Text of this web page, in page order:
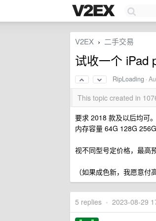
V2EX › 二手交易
试收一个 iPad
RipLoading ·
This topic created in
要求 2018 款及以后均可。
内存容量 64G 128G
视不同型号定价格，最高
（如果成色新，我愿意
5 replies • 2023-08-29